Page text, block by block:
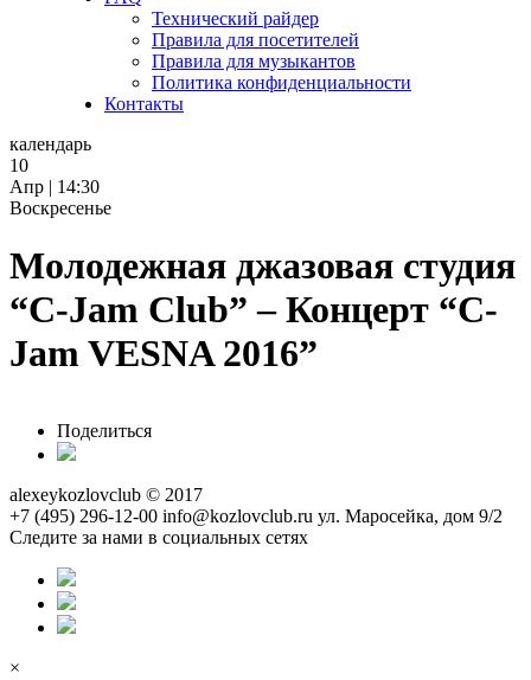
Технический райдер
Правила для посетителей
Правила для музыкантов
Политика конфиденциальности
Контакты
календарь
10
Апр | 14:30
Воскресенье
Молодежная джазовая студия
“C-Jam Сlub” – Концерт “C-
Jam VESNA 2016”
Поделиться
alexeykozlovclub © 2017
+7 (495) 296-12-00 info@kozlovclub.ru ул. Маросейка, дом 9/2
Следите за нами в социальных сетях
×